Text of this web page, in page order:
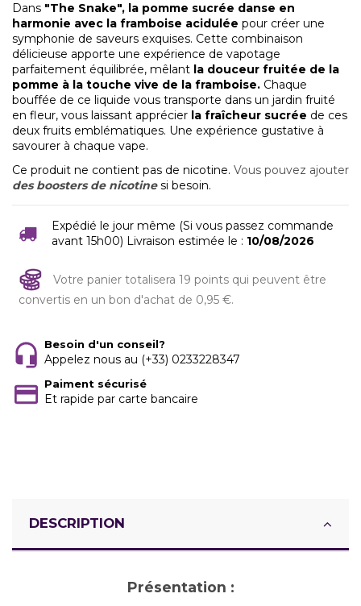
Dans "The Snake", la pomme sucrée danse en
harmonie avec la framboise acidulée pour créer une
symphonie de saveurs exquises. Cette combinaison
délicieuse apporte une expérience de vapotage
parfaitement équilibrée, mêlant la douceur fruitée de la
pomme à la touche vive de la framboise. Chaque
bouffée de ce liquide vous transporte dans un jardin fruité
en fleur, vous laissant apprécier la fraîcheur sucrée de ces
deux fruits emblématiques. Une expérience gustative à
savourer à chaque vape.
Ce produit ne contient pas de nicotine. Vous pouvez ajouter
des boosters de nicotine si besoin.
Expédié le jour même (Si vous passez commande
avant 15h00) Livraison estimée le : 10/08/2026
Votre panier totalisera 19 points qui peuvent être
convertis en un bon d'achat de 0,95 €.
Besoin d'un conseil?
Appelez nous au (+33) 0233228347
Paiment sécurisé
Et rapide par carte bancaire
DESCRIPTION
Présentation :